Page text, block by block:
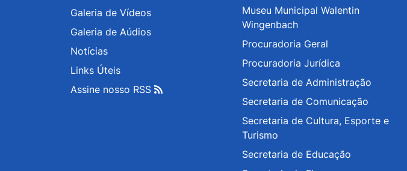
Galeria de Vídeos
Galeria de Aúdios
Notícias
Links Úteis
Assine nosso RSS
Museu Municipal Walentin
Wingenbach
Procuradoria Geral
Procuradoria Jurídica
Secretaria de Administração
Secretaria de Comunicação
Secretaria de Cultura, Esporte e
Turismo
Secretaria de Educação